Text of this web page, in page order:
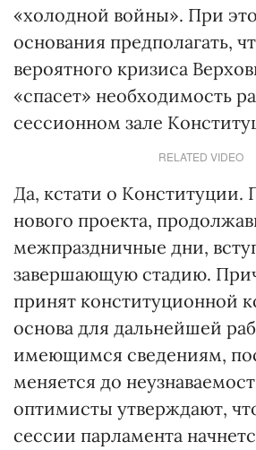
«холодной войны». При
основания предполагать,
вероятного кризиса
«спасет» необходимость
сессионном зале
RELATED VIDEO
Да, кстати о Конституции.
нового проекта,
межпраздничные дни,
завершающую стадию.
принят конституционной
основа для дальнейшей
имеющимся сведениям,
меняется до
оптимисты утверждают,
сессии парламента